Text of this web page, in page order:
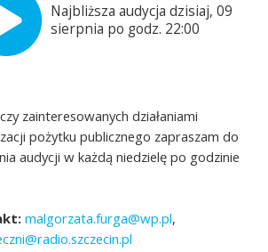
Najbliższa audycja dzisiaj, 09
sierpnia po godz. 22:00
zainteresowanych działaniami
pożytku publicznego zapraszam do
audycji w każdą niedzielę po godzinie
malgorzata.furga@wp.pl,